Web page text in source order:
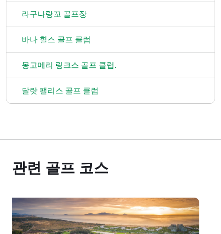
라구나랑꼬 골프장
바나 힐스 골프 클럽
몽고메리 링크스 골프 클럽.
달랏 팰리스 골프 클럽
관련 골프 코스